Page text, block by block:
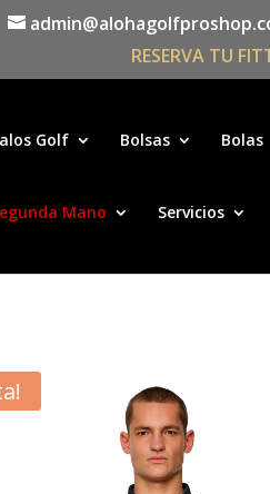
RESERVA TU
Golf Bolsas Bolas
Mano Servicios